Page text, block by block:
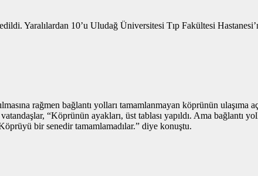
Yaralılardan 10’u Uludağ Üniversitesi Tıp Fakültesi
rağmen bağlantı yolları tamamlanmayan köprünün
“Köprünün ayakları, üst tablası yapıldı. Ama bağlantı
bir senedir tamamlamadılar.” diye konuştu.